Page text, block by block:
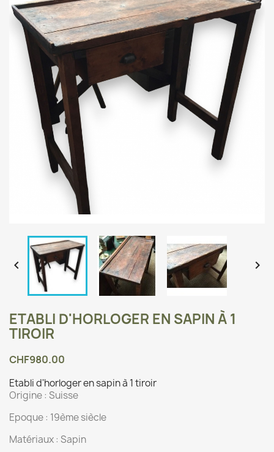
 
ETABLI D'HORLOGER EN SAPIN À 1
TIROIR
CHF980.00
Etabli d'horloger en sapin à 1 tiroir
Origine : Suisse
Epoque : 19ème siècle
Matériaux : Sapin